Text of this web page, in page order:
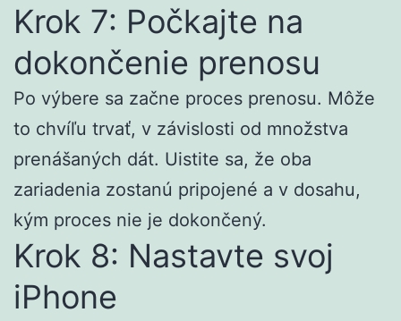
Krok 7: Počkajte na
dokončenie prenosu
Po výbere sa začne proces prenosu. Môže
to chvíľu trvať, v závislosti od množstva
prenášaných dát. Uistite sa, že oba
zariadenia zostanú pripojené a v dosahu,
kým proces nie je dokončený.
Krok 8: Nastavte svoj
iPhone